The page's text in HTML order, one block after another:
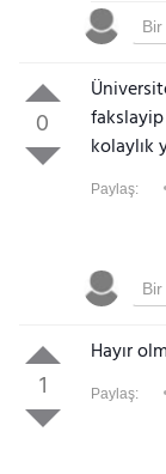
0
kolaylık
Paylaş:
1
Hayır
Paylaş: